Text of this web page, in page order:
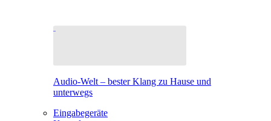
Audio-Welt – bester Klang zu Hause und
unterwegs
Eingabegeräte